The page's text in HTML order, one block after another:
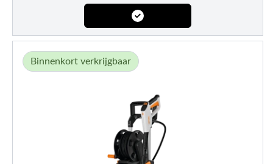
Binnenkort verkrijgbaar